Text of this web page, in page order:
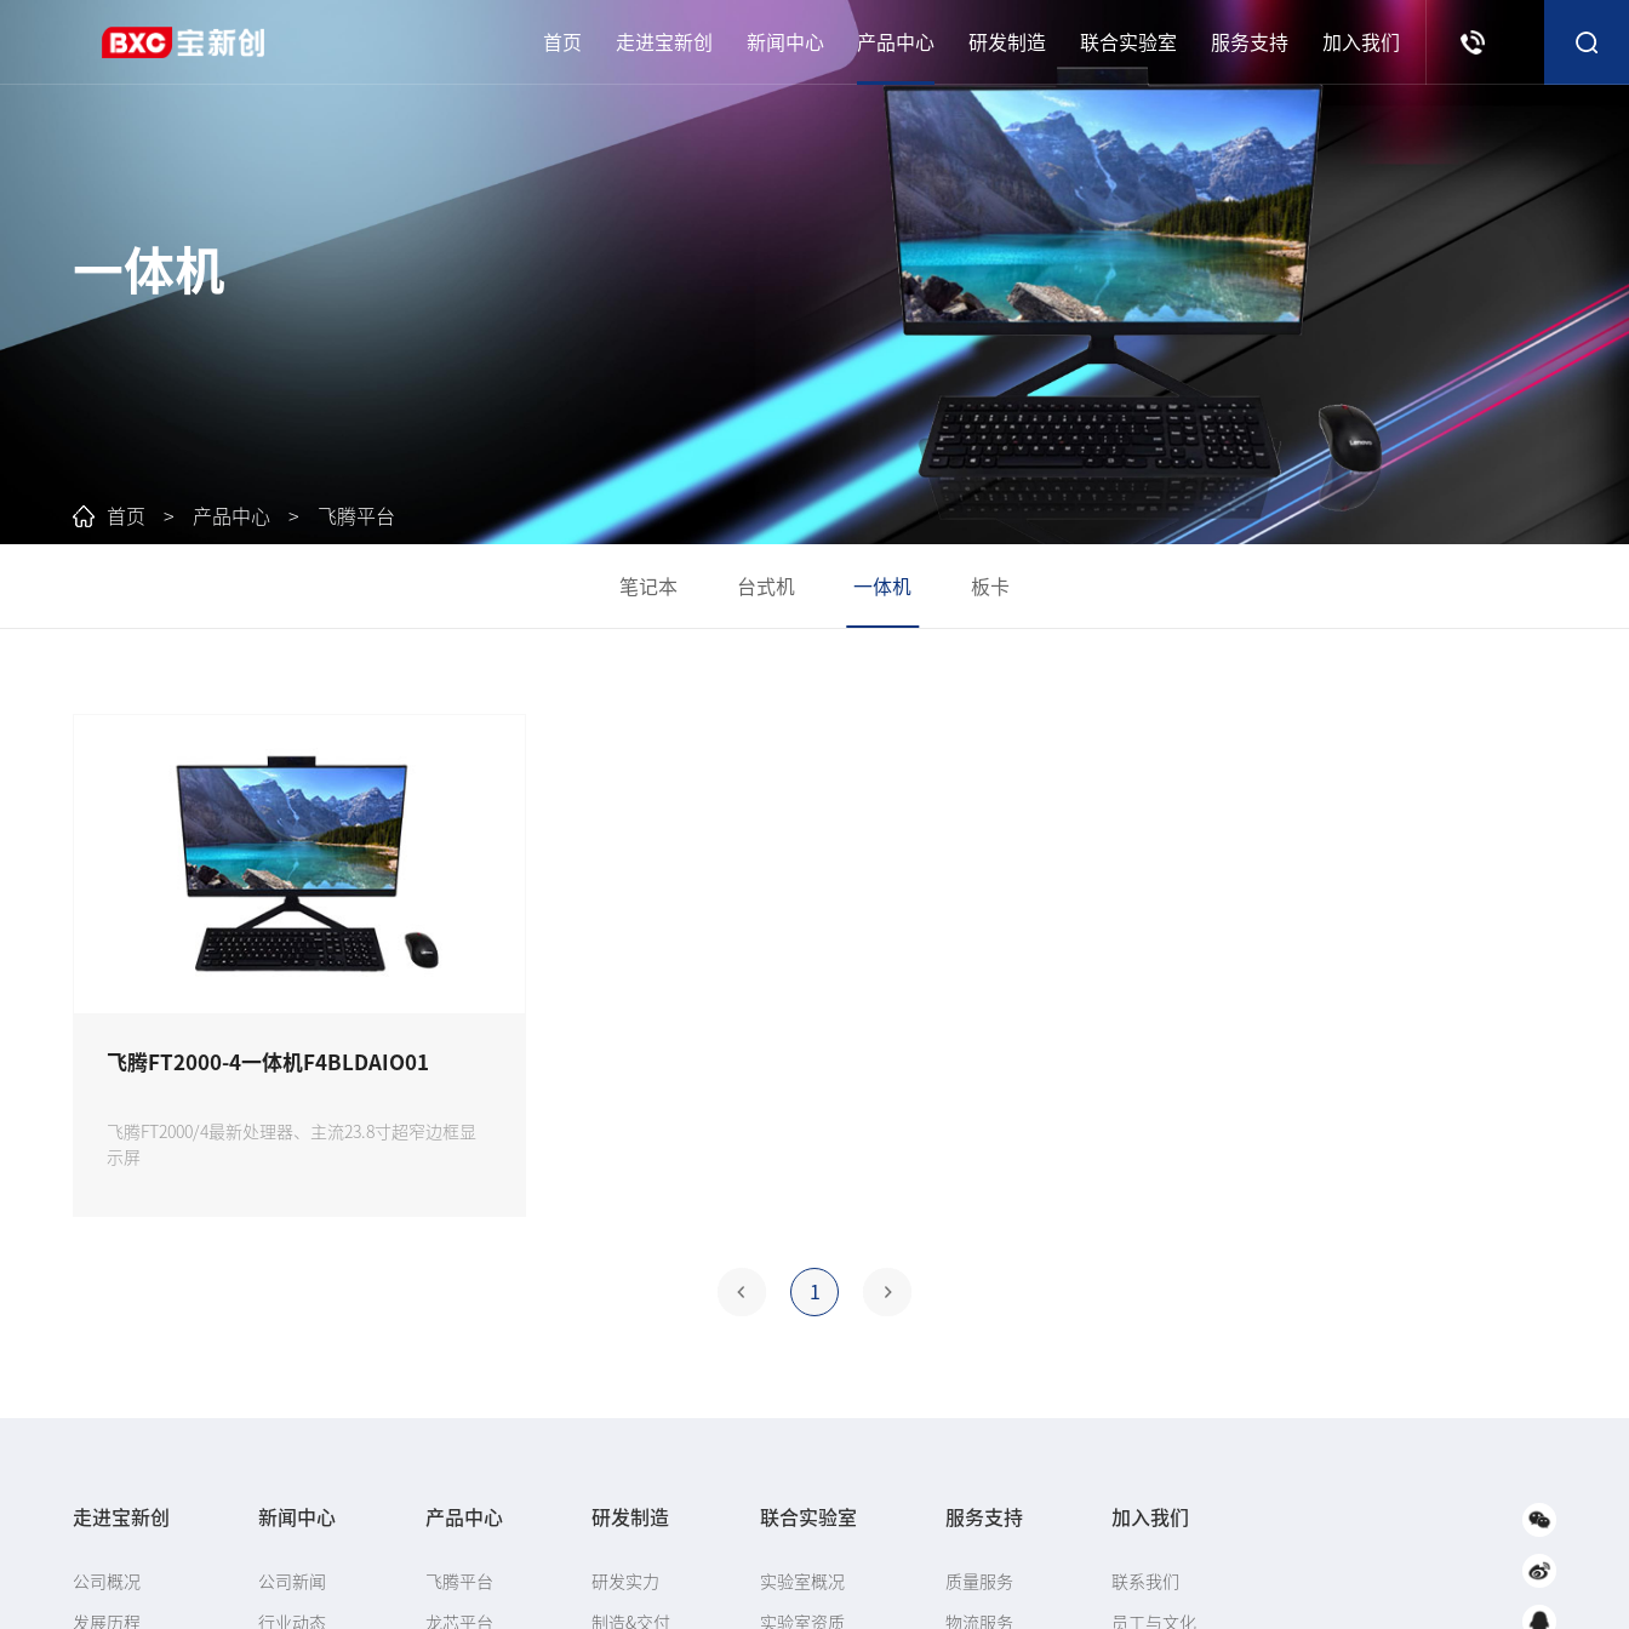
首页 走进宝新创 新闻中心 产品中心 研发制造 联合实验室 服务支持 加入我们
一体机
首页 > 产品中心 > 飞腾平台
笔记本 台式机 一体机 板卡
飞腾FT2000-4一体机F4BLDAIO01
飞腾FT2000/4最新处理器、主流23.8寸超窄边框显
示屏
1
走进宝新创
公司概况
发展历程
新闻中心
公司新闻
行业动态
产品中心
飞腾平台
龙芯平台
研发制造
研发实力
制造&交付
联合实验室
实验室概况
实验室资质
服务支持
质量服务
物流服务
加入我们
联系我们
员工与文化